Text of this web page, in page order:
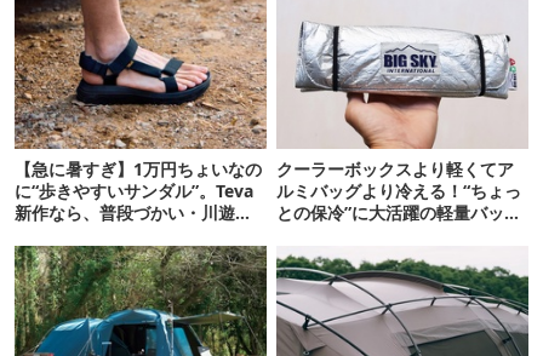
【急に暑すぎ】1万円ちょいなの
に“歩きやすいサンダル”。Teva
新作なら、普段づかい・川遊
クーラーボックスより軽くてア
ルミバッグより冷える！“ちょっ
との保冷”に大活躍の軽量バッグ